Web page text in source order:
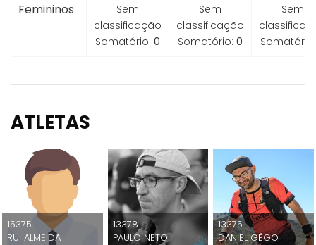
Femininos
Sem
classificação
Somatório: 0
Sem
classificação
Somatório: 0
Sem
ATLETAS
15375
RUI ALMEIDA
13378
PAULO NETO
13375
DANIEL GÊGO